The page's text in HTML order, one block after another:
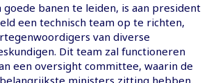
banen te leiden, is aan president
een technisch team op te richten,
van diverse
Dit team zal functioneren
een oversight committee, waarin de